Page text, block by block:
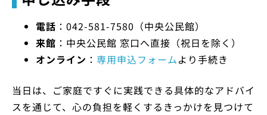
電話 ：042-581-7580（中央公民館）
来館 ：中央公民館 窓口へ直接（祝日を除く）
オンライン ： 専用申込フォームより手続き
当日は、ご家庭ですぐに実践できる具体的なアドバイ
スを通じて、心の負担を軽くするきっかけを見つけて